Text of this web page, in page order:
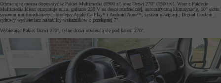
Odmianę tę można doposażyć w Pakiet Multimedia (8900 zł) oraz Drzwi 270° (1500 zł). Wraz z Pakiecie
Multimedia klient otrzymuje m.in. gniazdo 230 V na desce rozdzielczej, automatyczną klimatyzację, 10" ekran
systemu multimedialnego, interfejsy Apple CarPlay* i Android Auto™, system nawigacji, Digital Cockpit –
cyfrowy wyświetlacz na tablicy wskaźników o przekątnej 7".
Wybierając Pakiet Drzwi 270°, tylne drzwi otwierają się pod kątem 270°.